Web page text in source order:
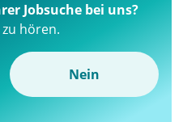
Jobsuche bei uns?
hören.
Nein